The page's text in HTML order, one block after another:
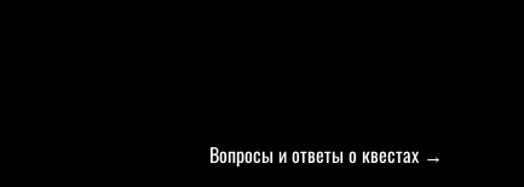
Вопросы и ответы о квестах →